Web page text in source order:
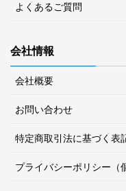
よくあるご質問
会社情報
会社概要
お問い合わせ
特定商取引法に基づく表
プライバシーポリシー（